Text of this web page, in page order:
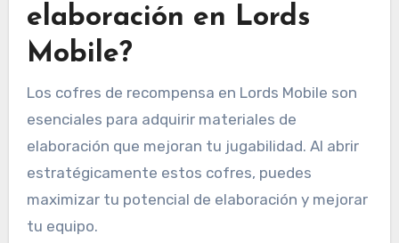
elaboración en Lords
Mobile?
Los cofres de recompensa en Lords Mobile son
esenciales para adquirir materiales de
elaboración que mejoran tu jugabilidad. Al abrir
estratégicamente estos cofres, puedes
maximizar tu potencial de elaboración y mejorar
tu equipo.